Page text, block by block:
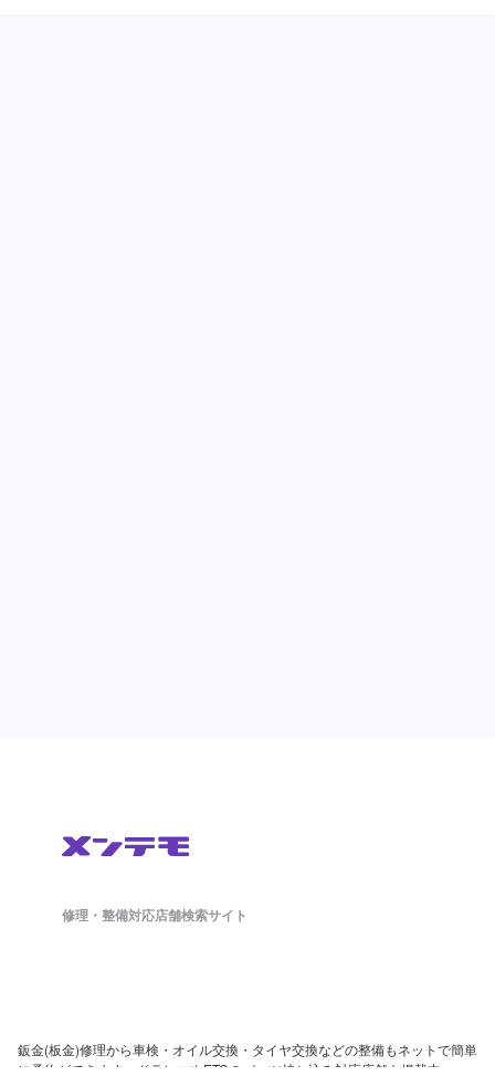
修理・整備対応店舗検索サイト
鈑金(板金)修理から車検・オイル交換・タイヤ交換などの整備もネットで簡単
に予約ができます。ドラレコやETCのパーツ持ち込み対応店舗も掲載中。